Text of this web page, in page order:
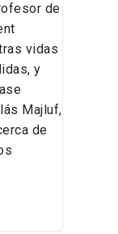
de
vidas
y
Majluf,
de